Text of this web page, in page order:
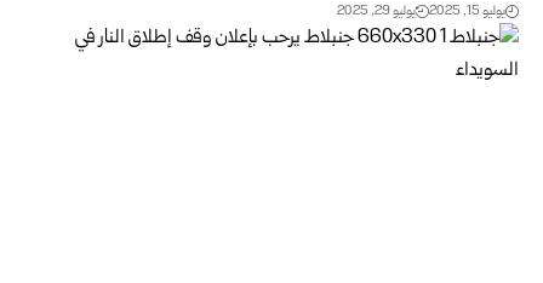
يوليو 15, 2025 يوليو 29, 2025